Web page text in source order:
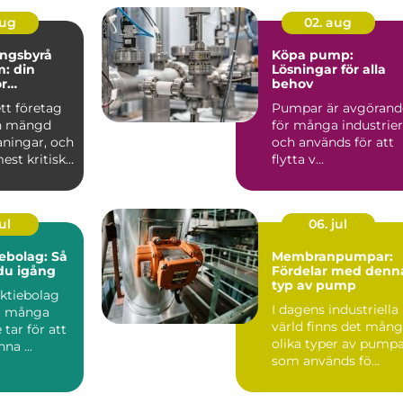
din
företag
mängd
och
kritiska
02. aug
Köpa pump:
Lösningar för alla
behov
Pumpar är
för många industrier
och används för att
flytta v...
Så
igång
många
tar för att
...
06. jul
Membranpumpar:
Fördelar med
typ av pump
I dagens industriella
värld finns det
olika typer av
som används fö...